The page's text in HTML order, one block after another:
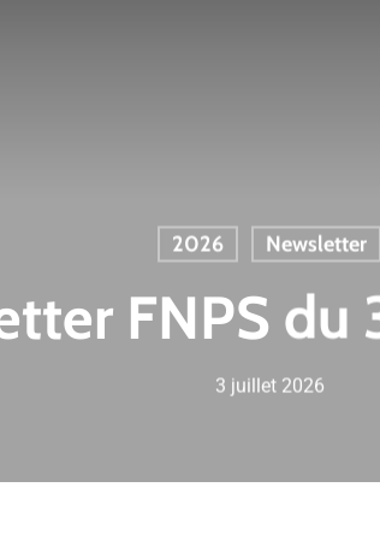
2026 Newsletter
FNPS
3 juillet 2026